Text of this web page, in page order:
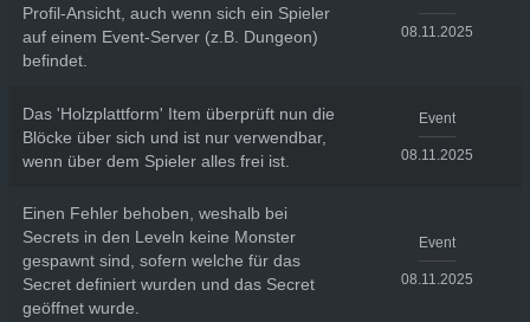
Profil-Ansicht, auch wenn sich ein Spieler
auf einem Event-Server (z.B. Dungeon)
befindet.
08.11.2025
Das 'Holzplattform' Item überprüft nun die
Blöcke über sich und ist nur verwendbar,
wenn über dem Spieler alles frei ist.
Event
08.11.2025
Einen Fehler behoben, weshalb bei
Secrets in den Leveln keine Monster
gespawnt sind, sofern welche für das
Secret definiert wurden und das Secret
geöffnet wurde.
Event
08.11.2025